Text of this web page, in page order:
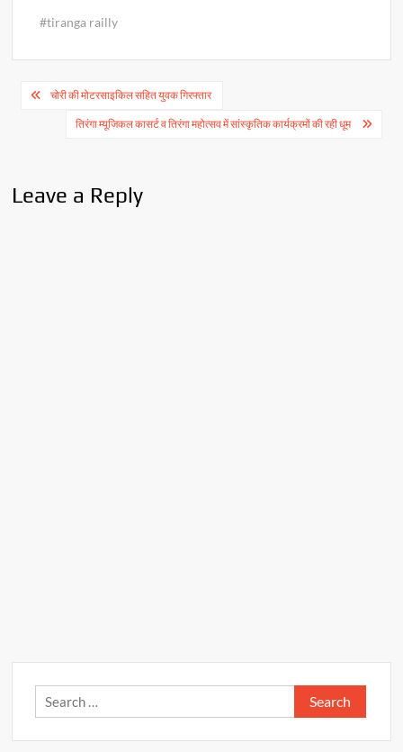
#tiranga railly
Post
navigation
चोरी की मोटरसाइकिल सहित युवक गिरफ्तार
तिरंगा म्यूजिकल कासर्ट व तिरंगा महोत्सव में सांस्कृतिक कार्यक्रमों की रही धूम
Leave a Reply
Search
for: